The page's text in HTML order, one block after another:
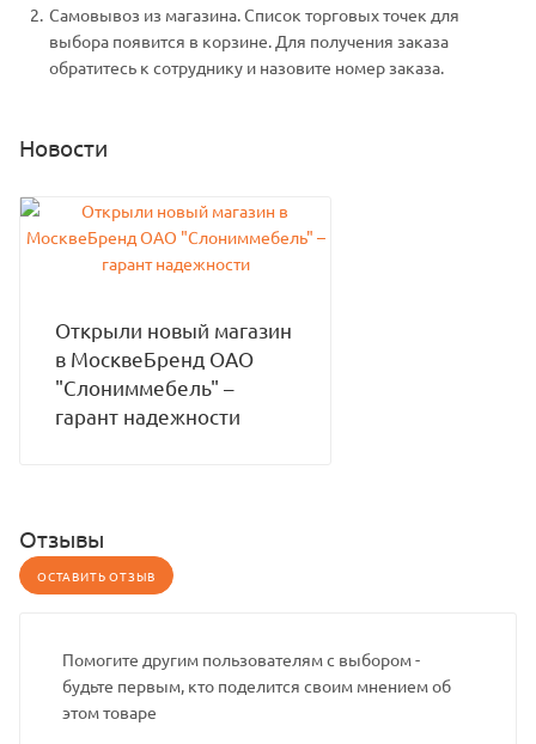
Самовывоз из магазина. Список торговых точек для
выбора появится в корзине. Для получения заказа
обратитесь к сотруднику и назовите номер заказа.
Новости
Открыли новый магазин
в МосквеБренд ОАО
"Слониммебель" –
гарант надежности
Отзывы
ОСТАВИТЬ ОТЗЫВ
Помогите другим пользователям с выбором -
будьте первым, кто поделится своим мнением об
этом товаре